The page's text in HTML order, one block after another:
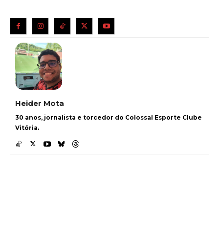
Heider Mota
30 anos, jornalista e torcedor do Colossal Esporte Clube
Vitória.